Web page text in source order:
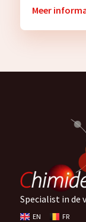
Meer
Specialist in de
EN FR